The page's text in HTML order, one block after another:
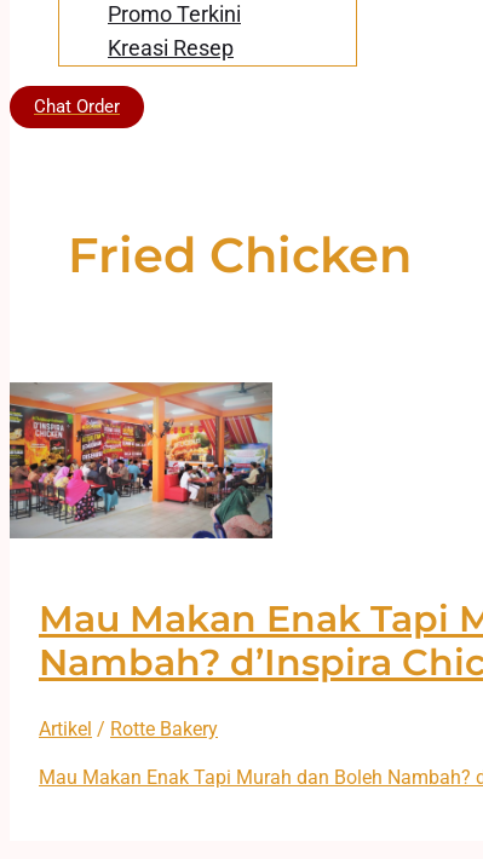
Promo Terkini
Kreasi Resep
Chat Order
Fried Chicken
Mau Makan Enak Tapi
Nambah? d’Inspira
Artikel / Rotte Bakery
Mau Makan Enak Tapi Murah dan Boleh Nambah?